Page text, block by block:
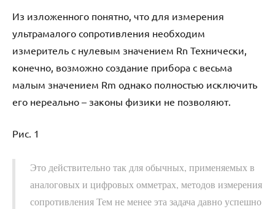
Из изложенного понятно, что для измерения
ультрамалого сопротивления необходим
измеритель с нулевым значением Rn Технически,
конечно, возможно создание прибора с весьма
малым значением Rm однако полностью исключить
его нереально – законы физики не позволяют.
Рис. 1
Это действительно так для обычных, применяемых в
аналоговых и цифровых омметрах, методов измерения
сопротивления Тем не менее эта задача давно успешно